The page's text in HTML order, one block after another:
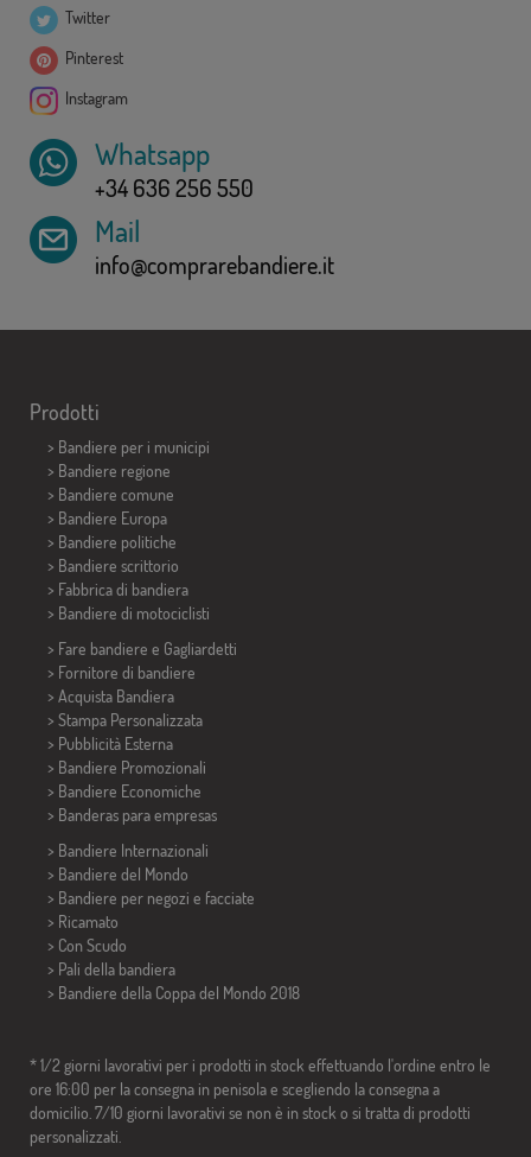
Twitter
Pinterest
Instagram
Whatsapp
+34 636 256 550
Mail
info@comprarebandiere.it
Prodotti
> Bandiere per i municipi
> Bandiere regione
> Bandiere comune
> Bandiere Europa
> Bandiere politiche
> Bandiere scrittorio
> Fabbrica di bandiera
> Bandiere di motociclisti
> Fare bandiere e Gagliardetti
> Fornitore di bandiere
> Acquista Bandiera
> Stampa Personalizzata
> Pubblicità Esterna
> Bandiere Promozionali
> Bandiere Economiche
> Banderas para empresas
> Bandiere Internazionali
> Bandiere del Mondo
> Bandiere per negozi e facciate
> Ricamato
> Con Scudo
> Pali della bandiera
> Bandiere della Coppa del Mondo 2018
* 1/2 giorni lavorativi per i prodotti in stock effettuando l'ordine entro le
ore 16:00 per la consegna in penisola e scegliendo la consegna a
domicilio. 7/10 giorni lavorativi se non è in stock o si tratta di prodotti
personalizzati.